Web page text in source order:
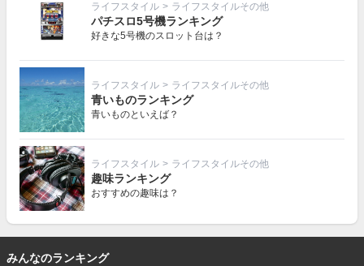
ライフスタイル > ライフスタイルその他
パチスロ5号機ランキング
好きな5号機のスロット台は？
ライフスタイル > ライフスタイルその他
青いものランキング
青いものといえば？
ライフスタイル > ライフスタイルその他
趣味ランキング
おすすめの趣味は？
みんなのランキング